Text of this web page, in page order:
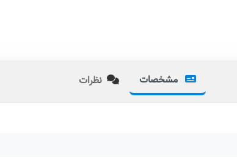
مشخصات نظرات